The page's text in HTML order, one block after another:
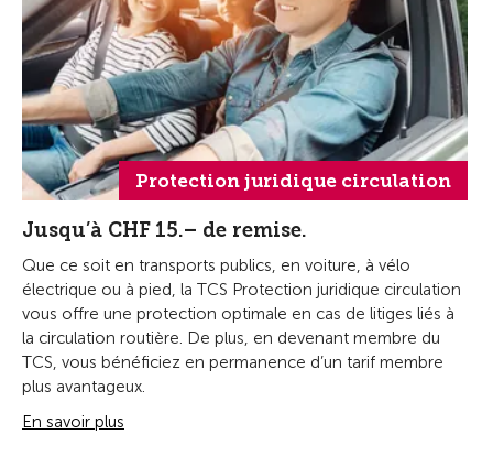
Protection juridique circulation
Jusqu’à CHF 15.– de remise.
Que ce soit en transports publics, en voiture, à vélo
électrique ou à pied, la TCS Protection juridique circulation
vous offre une protection optimale en cas de litiges liés à
la circulation routière. De plus, en devenant membre du
TCS, vous bénéficiez en permanence d’un tarif membre
plus avantageux.
En savoir plus